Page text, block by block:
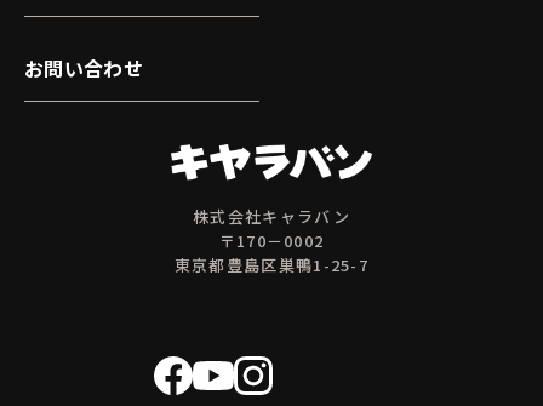
株式会社キャラバン
〒170－0002
東京都豊島区巣鴨1-25-7
お問い合わせ